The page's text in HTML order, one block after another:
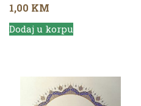
1,00 KM
Dodaj u korpu